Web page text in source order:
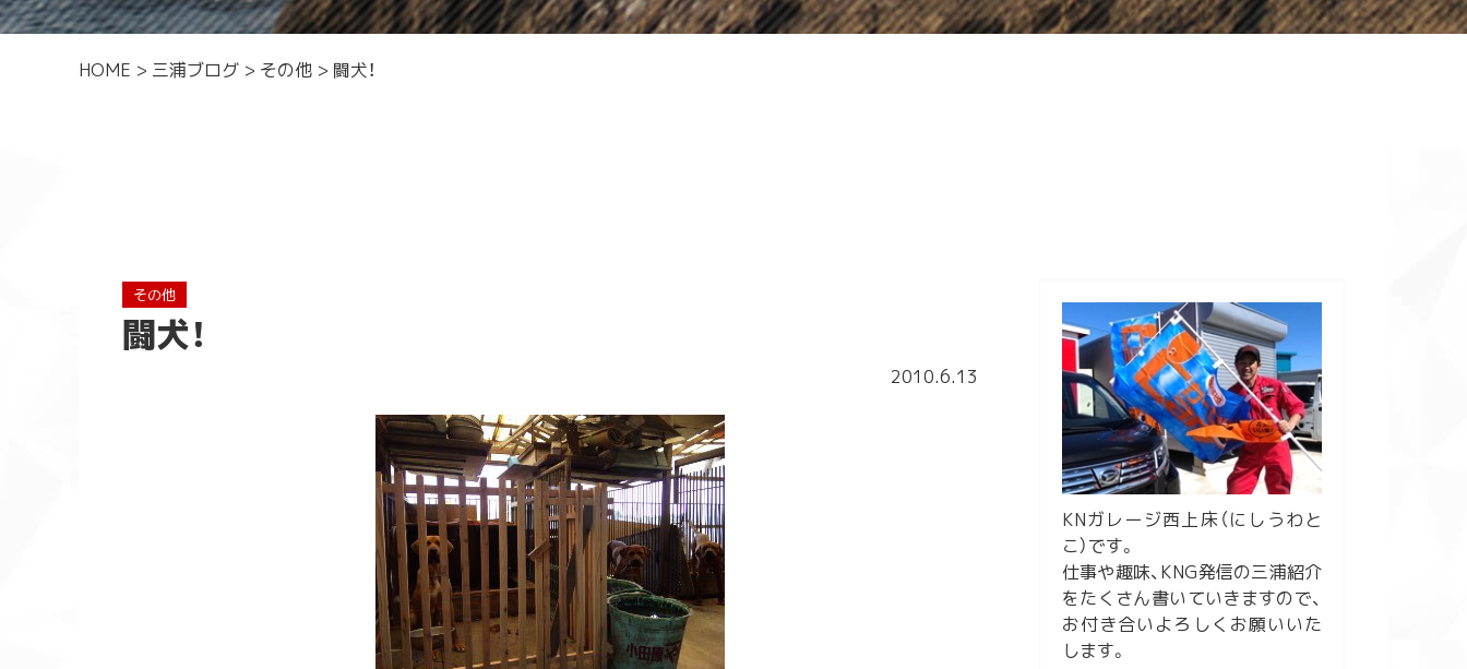
HOME > 三浦ブログ > その他 > 闘犬！
その他
闘犬！
2010.6.13
KNガレージ西上床（にしうわと
こ）です。
仕事や趣味、KNG発信の三浦紹介
をたくさん書いていきますので、
お付き合いよろしくお願いいた
します。